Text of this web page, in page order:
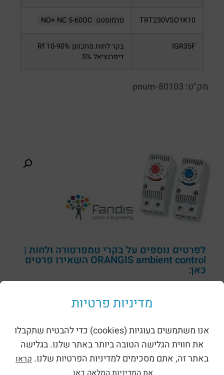
מדיניות פרטיות
אנו משתמשים בעוגיות (cookies) כדי להבטיח שתקבלו
את חווית הגלישה הטובה ביותר באתר שלנו. בגלישה
באתר זה, אתם מסכימים למדיניות הפרטיות שלנו. קראו
TRT230VSO1K10 טרמוסטט NO+ NC 5-60OC
IGR35F
דיפרנציאל 5%
מק"ט: pnum-80103
לפרטים נוספים על בקרי טמפרטורה ולחות |
ORANGIS ambient control השאירו פרטים
כאן:
שליחה